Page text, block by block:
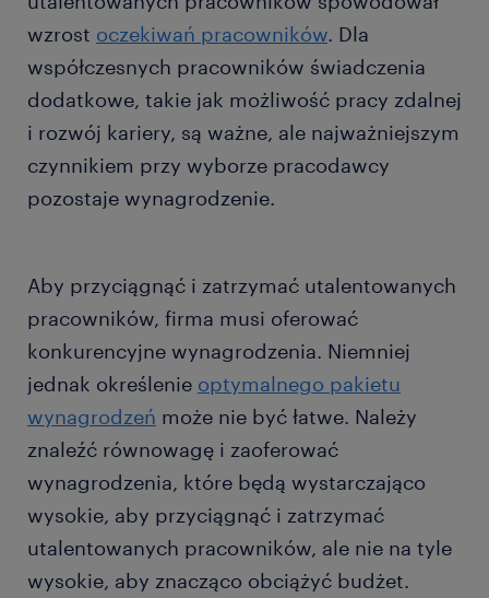
wzrost oczekiwań pracowników. Dla
współczesnych pracowników świadczenia
dodatkowe, takie jak możliwość pracy zdalnej
i rozwój kariery, są ważne, ale najważniejszym
czynnikiem przy wyborze pracodawcy
pozostaje wynagrodzenie.
Aby przyciągnąć i zatrzymać utalentowanych
pracowników, firma musi oferować
konkurencyjne wynagrodzenia. Niemniej
jednak określenie optymalnego pakietu
wynagrodzeń może nie być łatwe. Należy
znaleźć równowagę i zaoferować
wynagrodzenia, które będą wystarczająco
wysokie, aby przyciągnąć i zatrzymać
utalentowanych pracowników, ale nie na tyle
wysokie, aby znacząco obciążyć budżet.